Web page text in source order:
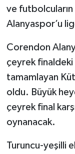
ve
Alanyaspor’u
Corendon
çeyrek finaldeki
tamamlayan
oldu. Büyük
çeyrek final
oynanacak.
Turuncu-yeşilli